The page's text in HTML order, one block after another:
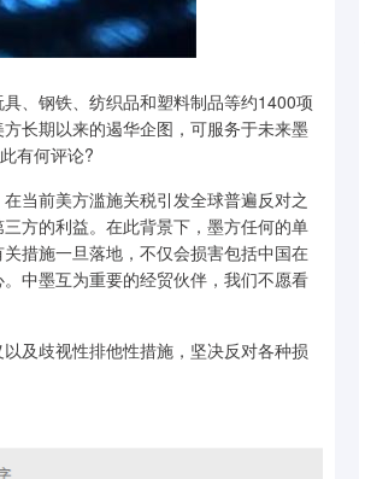
、钢铁、纺织品和塑料制品等约1400项
长期以来的遏华企图，可服务于未来墨
有何评论?
当前美方滥施关税引发全球普遍反对之
方的利益。在此背景下，墨方任何的单
措施一旦落地，不仅会损害包括中国在
中墨互为重要的经贸伙伴，我们不愿看
及歧视性排他性措施，坚决反对各种损